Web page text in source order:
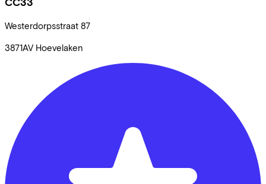
Westerdorpsstraat 87
3871AV Hoevelaken